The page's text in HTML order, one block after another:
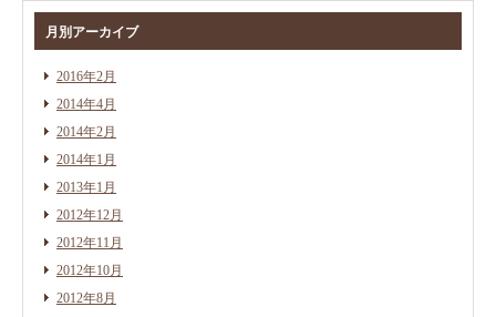
月別アーカイブ
2016年2月
2014年4月
2014年2月
2014年1月
2013年1月
2012年12月
2012年11月
2012年10月
2012年8月